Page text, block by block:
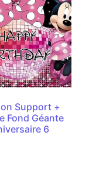
Support +
Fond Géante
6